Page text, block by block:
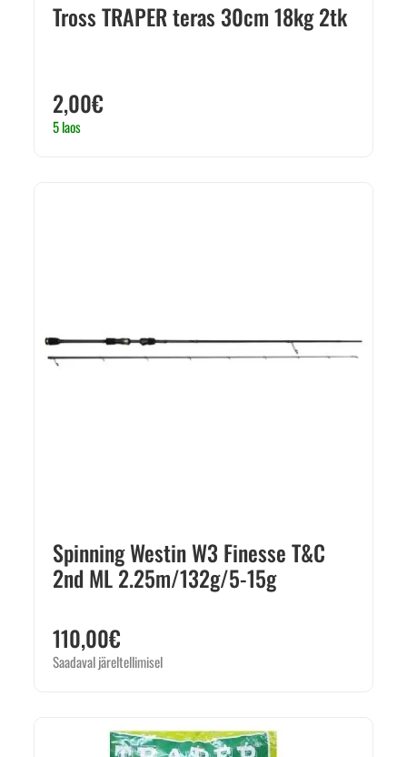
Tross TRAPER teras 30cm 18kg 2tk
2,00€
5 laos
Spinning Westin W3 Finesse T&C
2nd ML 2.25m/132g/5-15g
110,00€
Saadaval järeltellimisel